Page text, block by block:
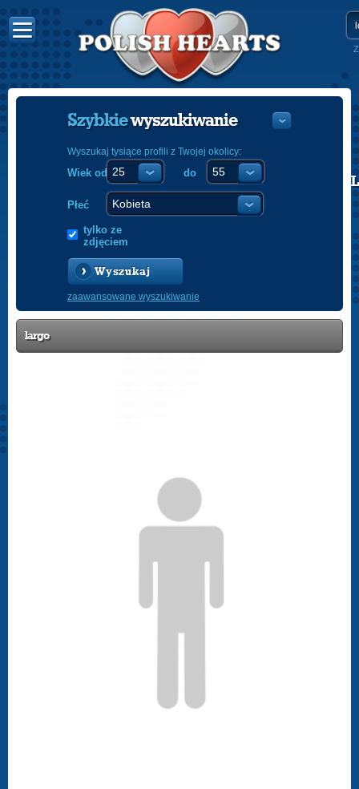
POLISH
Szybkiewyszukiwanie
Wyszukaj tysiące profili z Twojej okolicy:
Wiek od do
Płeć
tylko ze
zdjęciem
Wyszukaj
zaawansowane wyszukiwanie
largo